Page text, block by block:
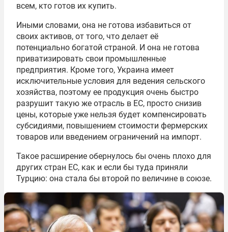
всем, кто готов их купить.
Иными словами, она не готова избавиться от
своих активов, от того, что делает её
потенциально богатой страной. И она не готова
приватизировать свои промышленные
предприятия. Кроме того, Украина имеет
исключительные условия для ведения сельского
хозяйства, поэтому ее продукция очень быстро
разрушит такую же отрасль в ЕС, просто снизив
цены, которые уже нельзя будет компенсировать
субсидиями, повышением стоимости фермерских
товаров или введением ограничений на импорт.
Такое расширение обернулось бы очень плохо для
других стран ЕС, как и если бы туда приняли
Турцию: она стала бы второй по величине в союзе.